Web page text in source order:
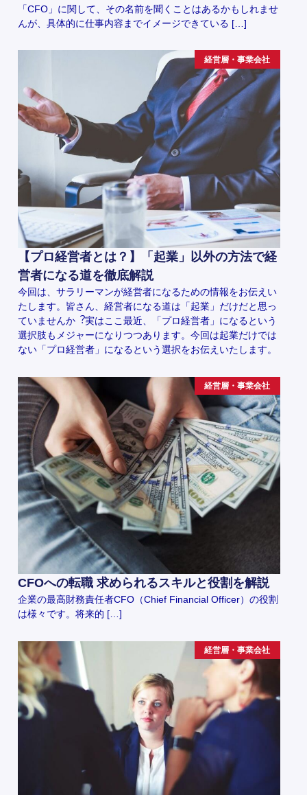
「CFO」に関して、その名前を聞くことはあるかもしれませ
んが、具体的に仕事内容までイメージできている […]
経営層・事業会社
【プロ経営者とは？】「起業」以外の方法で経
営者になる道を徹底解説
今回は、サラリーマンが経営者になるための情報をお伝えい
たします。皆さん、経営者になる道は「起業」だけだと思っ
ていませんか︖実はここ最近、「プロ経営者」になるという
選択肢もメジャーになりつつあります。今回は起業だけでは
ない「プロ経営者」になるという選択をお伝えいたします。
経営層・事業会社
CFOへの転職 求められるスキルと役割を解説
企業の最高財務責任者CFO（Chief Financial Officer）の役割
は様々です。将来的 […]
経営層・事業会社